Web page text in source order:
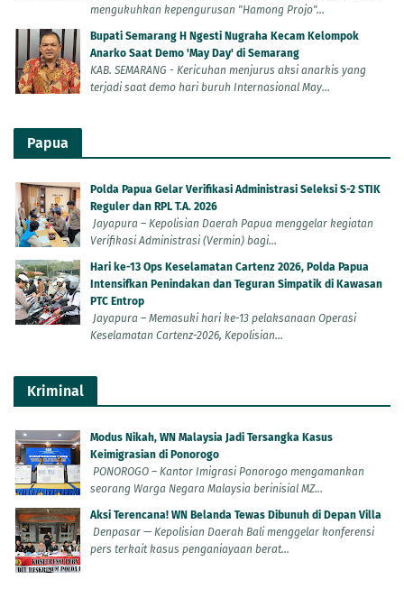
mengukuhkan kepengurusan "Hamong Projo"...
Bupati Semarang H Ngesti Nugraha Kecam Kelompok
Anarko Saat Demo 'May Day' di Semarang
KAB. SEMARANG - Kericuhan menjurus aksi anarkis yang
terjadi saat demo hari buruh Internasional May...
Papua
Polda Papua Gelar Verifikasi Administrasi Seleksi S-2 STIK
Reguler dan RPL T.A. 2026
Jayapura – Kepolisian Daerah Papua menggelar kegiatan
Verifikasi Administrasi (Vermin) bagi...
Hari ke-13 Ops Keselamatan Cartenz 2026, Polda Papua
Intensifkan Penindakan dan Teguran Simpatik di Kawasan
PTC Entrop
Jayapura – Memasuki hari ke-13 pelaksanaan Operasi
Keselamatan Cartenz-2026, Kepolisian...
Kriminal
Modus Nikah, WN Malaysia Jadi Tersangka Kasus
Keimigrasian di Ponorogo
PONOROGO – Kantor Imigrasi Ponorogo mengamankan
seorang Warga Negara Malaysia berinisial MZ...
Aksi Terencana! WN Belanda Tewas Dibunuh di Depan Villa
Denpasar — Kepolisian Daerah Bali menggelar konferensi
pers terkait kasus penganiayaan berat...